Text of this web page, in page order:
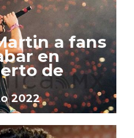
a fans
en
de
2022